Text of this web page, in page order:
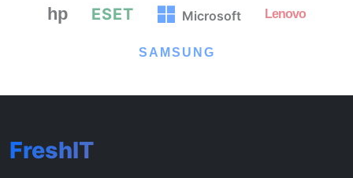
hp ESET Microsoft Lenovo
SAMSUNG
FreshIT